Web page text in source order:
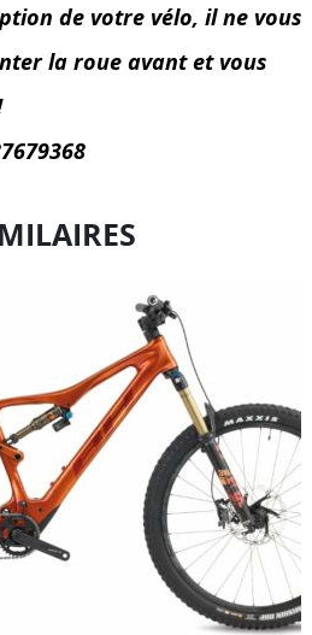
de votre vélo, il ne vous
la roue avant et vous